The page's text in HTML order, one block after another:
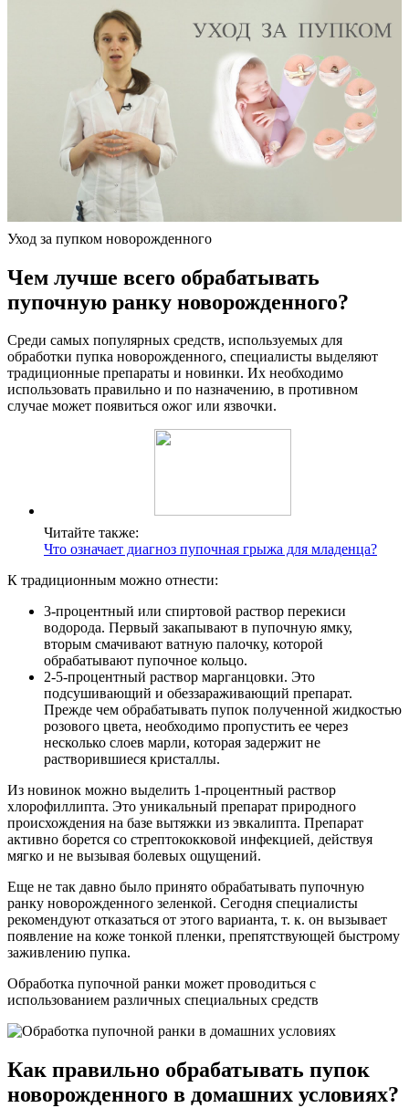
Уход за пупком новорожденного
Чем лучше всего обрабатывать
пупочную ранку новорожденного?
Среди самых популярных средств, используемых для
обработки пупка новорожденного, специалисты выделяют
традиционные препараты и новинки. Их необходимо
использовать правильно и по назначению, в противном
случае может появиться ожог или язвочки.
Читайте также:
Что означает диагноз пупочная грыжа для младенца?
К традиционным можно отнести:
3-процентный или спиртовой раствор перекиси
водорода. Первый закапывают в пупочную ямку,
вторым смачивают ватную палочку, которой
обрабатывают пупочное кольцо.
2-5-процентный раствор марганцовки. Это
подсушивающий и обеззараживающий препарат.
Прежде чем обрабатывать пупок полученной жидкостью
розового цвета, необходимо пропустить ее через
несколько слоев марли, которая задержит не
растворившиеся кристаллы.
Из новинок можно выделить 1-процентный раствор
хлорофиллипта. Это уникальный препарат природного
происхождения на базе вытяжки из эвкалипта. Препарат
активно борется со стрептококковой инфекцией, действуя
мягко и не вызывая болевых ощущений.
Еще не так давно было принято обрабатывать пупочную
ранку новорожденного зеленкой. Сегодня специалисты
рекомендуют отказаться от этого варианта, т. к. он вызывает
появление на коже тонкой пленки, препятствующей быстрому
заживлению пупка.
Обработка пупочной ранки может проводиться с
использованием различных специальных средств
Как правильно обрабатывать пупок
новорожденного в домашних условиях?